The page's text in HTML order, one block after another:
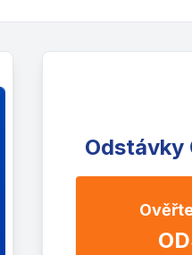
Odstávky